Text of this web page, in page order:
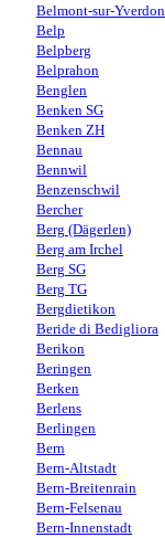
Belmont-sur-Yverdon
Belp
Belpberg
Belprahon
Benglen
Benken SG
Benken ZH
Bennau
Bennwil
Benzenschwil
Bercher
Berg (Dägerlen)
Berg am Irchel
Berg SG
Berg TG
Bergdietikon
Beride di Bedigliora
Berikon
Beringen
Berken
Berlens
Berlingen
Bern
Bern-Altstadt
Bern-Breitenrain
Bern-Felsenau
Bern-Innenstadt